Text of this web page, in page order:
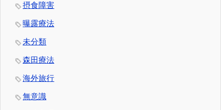
摂食障害
曝露療法
未分類
森田療法
海外旅行
無意識